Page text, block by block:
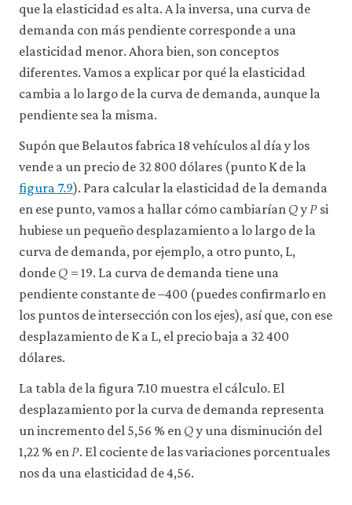
que la elasticidad es alta. A la inversa, una curva de
demanda con más pendiente corresponde a una
elasticidad menor. Ahora bien, son conceptos
diferentes. Vamos a explicar por qué la elasticidad
cambia a lo largo de la curva de demanda, aunque la
pendiente sea la misma.
Supón que Belautos fabrica 18 vehículos al día y los
vende a un precio de 32 800 dólares (punto K de la
figura 7.9). Para calcular la elasticidad de la demanda
en ese punto, vamos a hallar cómo cambiarían𝑄
Q y𝑃
P si
hubiese un pequeño desplazamiento a lo largo de la
curva de demanda, por ejemplo, a otro punto, L,
donde𝑄
Q = 19. La curva de demanda tiene una
pendiente constante de –400 (puedes confirmarlo en
los puntos de intersección con los ejes), así que, con ese
desplazamiento de K a L, el precio baja a 32 400
dólares.
La tabla de la figura 7.10 muestra el cálculo. El
desplazamiento por la curva de demanda representa
un incremento del 5,56 % en𝑄
Q y una disminución del
1,22 % en𝑃
P. El cociente de las variaciones porcentuales
nos da una elasticidad de 4,56.